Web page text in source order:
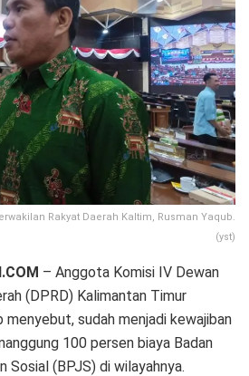
Rakyat Daerah Kaltim, Rusman Yaqub.
(yst)
– Anggota Komisi IV Dewan
(DPRD) Kalimantan Timur
menyebut, sudah menjadi kewajiban
100 persen biaya Badan
Sosial (BPJS) di wilayahnya.